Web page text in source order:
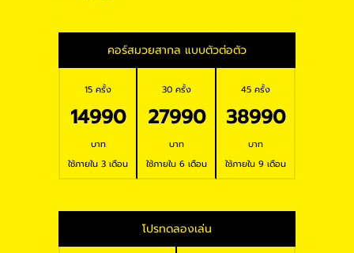
คอร์สมวยสากล แบบตัวต่อตัว
15 ครั้ง
14990
บาท
ใช้ภายใน 3 เดือน
30 ครั้ง
27990
บาท
ใช้ภายใน 6 เดือน
45 ครั้ง
38990
บาท
ใช้ภายใน 9 เดือน
โปรทดลองเล่น